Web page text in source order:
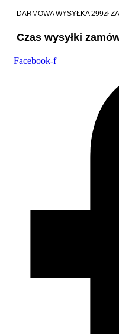
DARMOWA WYSYŁKA 299zł
Czas wysyłki
Facebook-f